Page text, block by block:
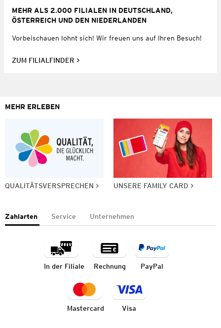
MEHR ALS 2.000 FILIALEN IN DEUTSCHLAND,
ÖSTERREICH UND DEN NIEDERLANDEN
Vorbeischauen lohnt sich! Wir freuen uns auf Ihren Besuch!
ZUM FILIALFINDER
MEHR ERLEBEN
QUALITÄTSVERSPRECHEN UNSERE FAMILY CARD
Zahlarten Service Unternehmen
In der Filiale Rechnung PayPal
Mastercard Visa